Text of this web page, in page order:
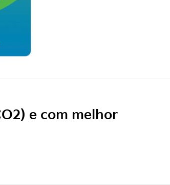
e com melhor